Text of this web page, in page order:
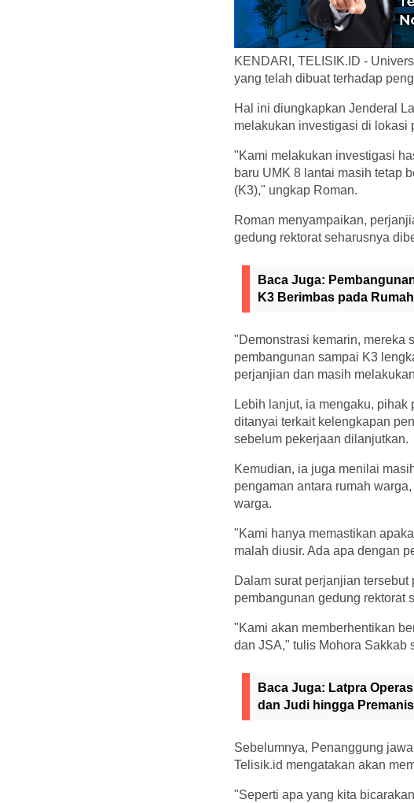
KENDARI, TELISIK.ID -
yang telah dibuat terhadap
Hal ini diungkapkan Jenderal
melakukan investigasi di lokasi
"Kami melakukan investigasi
baru UMK 8 lantai masih tetap
(K3)," ungkap Roman.
Roman menyampaikan,
gedung rektorat seharusnya
Baca Juga:
K3 Berimbas pada
"Demonstrasi kemarin, mereka
pembangunan sampai K3
perjanjian dan masih
Lebih lanjut, ia mengaku,
ditanyai terkait kelengkapan
sebelum pekerjaan dilanjutkan.
Kemudian, ia juga menilai
pengaman antara rumah
warga.
"Kami hanya memastikan
malah diusir. Ada apa dengan
Dalam surat perjanjian
pembangunan gedung rektorat
"Kami akan memberhentikan
dan JSA," tulis Mohora Sakkab
Baca Juga: Latpra
dan Judi hingga
Sebelumnya, Penanggung
Telisik.id mengatakan akan
"Seperti apa yang kita